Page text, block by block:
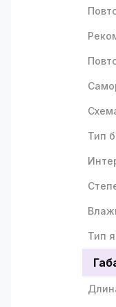
Тип
Тип